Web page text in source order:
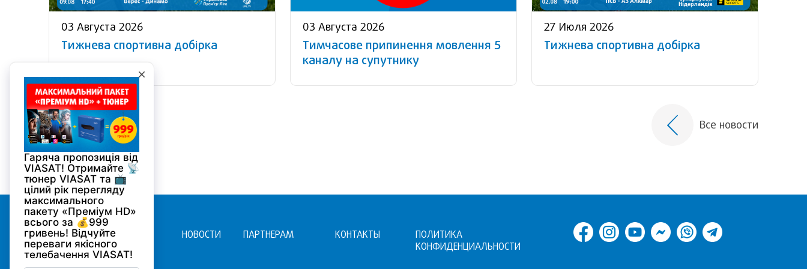
03 Августа 2026
Тижнева спортивна добірка
03 Августа 2026
Тимчасове припинення мовлення 5
каналу на супутнику
27 Июля 2026
Тижнева спортивна добірка
Все новости
НОВОСТИ ПАРТНЕРАМ КОНТАКТЫ
ПОЛИТИКА
КОНФИДЕНЦИАЛЬНОСТИ